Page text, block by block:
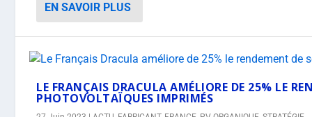
EN SAVOIR PLUS
LE FRANÇAIS DRACULA AMÉLIORE DE 25% LE
PHOTOVOLTAÏQUES IMPRIMÉS